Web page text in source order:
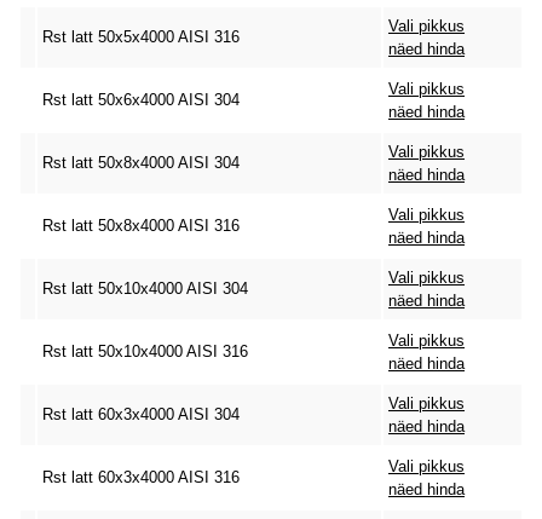
Rst latt 50x5x4000 AISI 316
Vali pikkus
näed hinda
Rst latt 50x6x4000 AISI 304
Vali pikkus
näed hinda
Rst latt 50x8x4000 AISI 304
Vali pikkus
näed hinda
Rst latt 50x8x4000 AISI 316
Vali pikkus
näed hinda
Rst latt 50x10x4000 AISI 304
Vali pikkus
näed hinda
Rst latt 50x10x4000 AISI 316
Vali pikkus
näed hinda
Rst latt 60x3x4000 AISI 304
Vali pikkus
näed hinda
Rst latt 60x3x4000 AISI 316
Vali pikkus
näed hinda